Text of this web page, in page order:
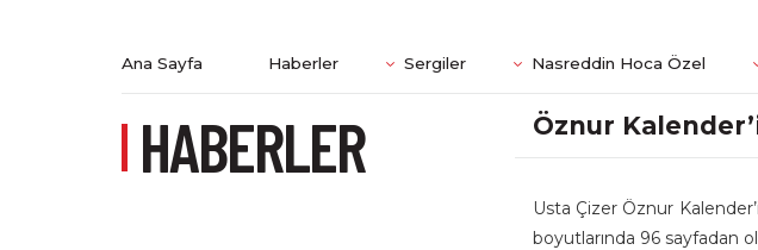
Ana Sayfa Haberler Sergiler Nasreddin Hoca Özel
HABERLER Öznur
Usta Çizer Öznur
boyutlarında 96 sayfadan